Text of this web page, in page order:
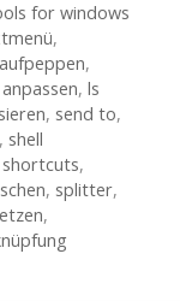
for windows
,
,
, ls
, send to,
, shell
shortcuts,
, splitter,
,